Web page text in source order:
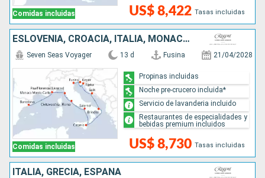
Comidas incluidas US$ 8,422 Tasas incluidas
ESLOVENIA, CROACIA, ITALIA, MONACO, ESPAÑA
Comidas incluidas
Seven Seas Voyager 13 d Fusina 21/04/2028
US$ 8,730 Tasas incluidas
Propinas incluidas
Noche pre-crucero incluida*
Servicio de lavanderia incluido
Restaurantes de especialidades y
bebidas premium incluidos
ITALIA, GRECIA, ESPAÑA